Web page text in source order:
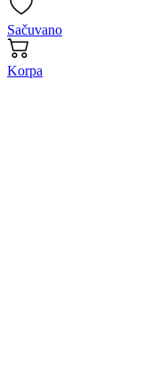
Sačuvano
Korpa